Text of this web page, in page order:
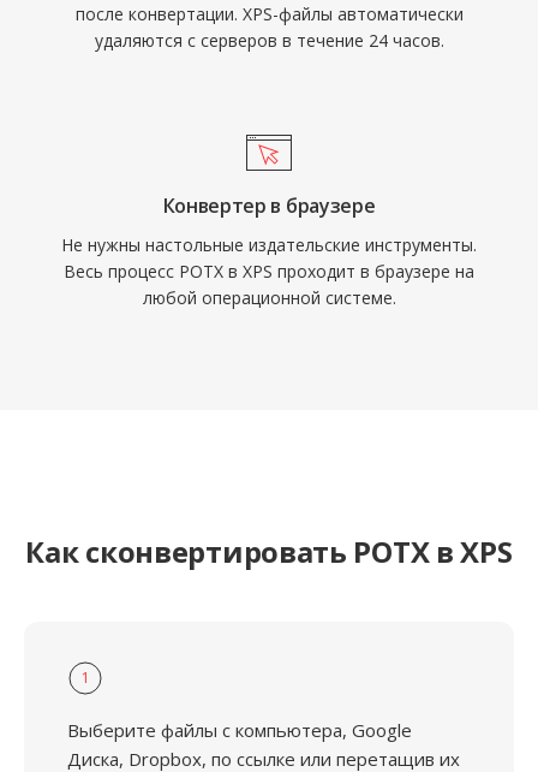
после конвертации. XPS-файлы автоматически
удаляются с серверов в течение 24 часов.
Конвертер в браузере
Не нужны настольные издательские инструменты.
Весь процесс POTX в XPS проходит в браузере на
любой операционной системе.
Как сконвертировать POTX в XPS
1
Выберите файлы с компьютера, Google
Диска, Dropbox, по ссылке или перетащив их